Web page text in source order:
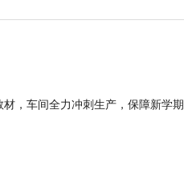
，车间全力冲刺生产，保障新学